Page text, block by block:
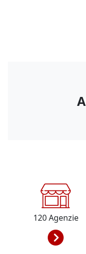
120Agenzie